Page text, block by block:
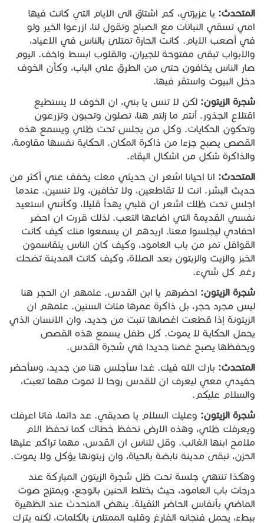
المتحدث: يا عزيزتي، كم اشتاق الى الايام التي كانت فيها
امي تسقي النباتات مع الصباح وتقول لنا، ازرعوا الخير ولو
في أصعب الايام. كانت الحارة تمتلئ بالناس في الاعياد،
والابواب تبقى مفتوحة للجيران، والقلوب ابسط واخف. اليوم
صار الناس يخافون حتى من الطرق على الباب، وكأن الخوف
دخل البيوت واستقر فيها.
شجرة الزيتون: لكن لا تنس يا بني، ان الخوف لا يستطيع
اقتلاع الجذور. أنتم ما زلتم هنا، تصلون وتحبون وتزرعون
وتحكون الحكايات. وكل من يجلس تحت ظلي ويسمع هذه
القصص يصبح جزءا من ذاكرة المكان. الحكاية نفسها مقاومة،
والذاكرة شكل من اشكال البقاء.
المتحدث: انا احيانا اشعر ان حديثي معك يخفف عني أكثر من
حديث البشر. انت لا تقاطعين، ولا تخافين، ولا تنسين. عندما
اجلس تحت ظلك اشعر ان قلبي يهدأ قليلا، وكأنني استعيد
نفسي القديمة التي اضاعها التعب. لذلك قررت ان احضر
احفادي ليجلسوا معنا. اريدهم ان يسمعوا منك كيف كانت
القوافل تمر من باب العامود، وكيف كان الناس يتقاسمون
الخبز والزيت والزيتون بعد الصلاة، وكيف كانت المدينة تضحك
رغم كل شيء.
شجرة الزيتون: احضرهم يا ابن القدس. علمهم ان الحجر هنا
ليس مجرد حجر، بل ذاكرة عمرها مئات السنين. علمهم ان
الزيتونة إذا قطعت اغصانها تنبت من جديد، وان الانسان الذي
يحمل الحكاية لا يموت. كل طفل يسمع هذه القصص
ويحفظها يصبح غصنا جديدا في شجرة القدس.
المتحدث: بارك الله فيك. غدا سأجلس هنا من جديد، وسأحضر
حفيدي معي ليعرف ان للقدس روحا لا تموت مهما تعبت،
والسلام عليكم.
شجرة الزيتون: وعليك السلام يا صديقي. عد دائما، فانا اعرفك
ويعرفك ظلي، وهذه الارض تحفظ خطاك كما تحفظ الام
ملامح ابنها الغائب. وقل للناس ان القدس، مهما تراكم عليها
الحزن، تبقى مدينة نابضة بالحياة، وان زيتونها يؤكل ولا يموت.
وهكذا تنتهي جلسة تحت ظل شجرة الزيتون المباركة عند
درجات باب العامود، حيث يختلط الحنين بالوجع، ويمتزج صوت
الماضي بأنفاس الحاضر الثقيلة. ينهض المتحدث عند الظهيرة
ببطء، يحمل فنجانه الفارغ وقلبه الممتلئ بالكلمات، لكنه يترك